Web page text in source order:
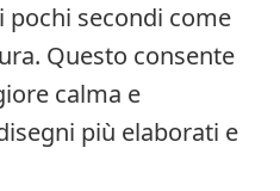
pochi secondi come
Questo consente
calma e
più elaborati e